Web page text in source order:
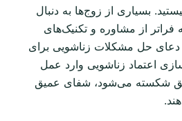
بسیاری از زوج‌ها به دنبال
از مشاوره و تکنیک‌های
دعای حل مشکلات زناشویی برای
اعتماد زناشویی وارد عمل
شکسته می‌شود، شفای عمیق